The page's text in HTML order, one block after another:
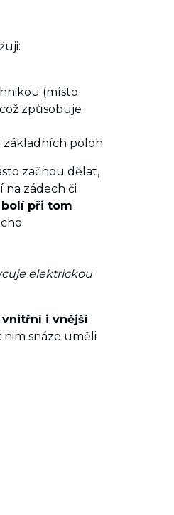
(místo
způsobuje
základních poloh
začnou dělat,
na zádech či
bolí při tom
elektrickou
vnitřní i vnější
nim snáze uměli